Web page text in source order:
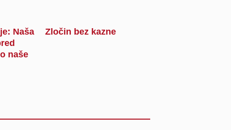
Naša
naše
Zločin bez kazne